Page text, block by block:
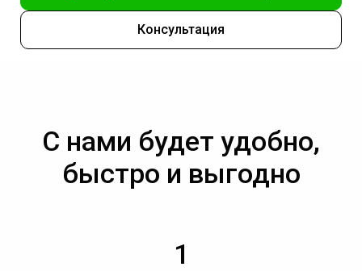
Консультация
С нами будет удобно,
быстро и выгодно
1